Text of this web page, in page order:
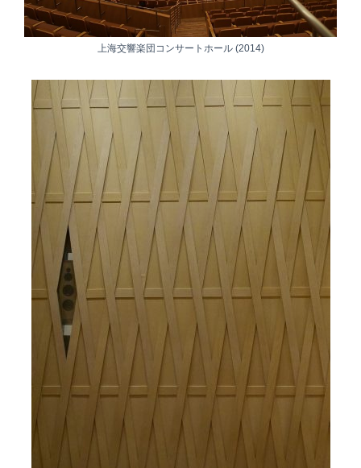
上海交響楽団コンサートホール (2014)